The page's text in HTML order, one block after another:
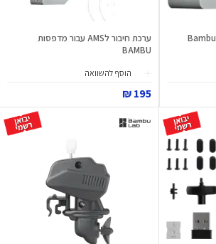
ערכת חיבור לAMS עבור מדפסות
BAMBU
הוסף להשוואה
195 ₪